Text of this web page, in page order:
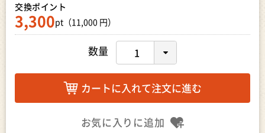
交換ポイント
3,300pt（11,000 円）
数量
カートに入れて注文に進む
お気に入りに追加